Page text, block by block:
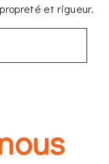
et rigueur.